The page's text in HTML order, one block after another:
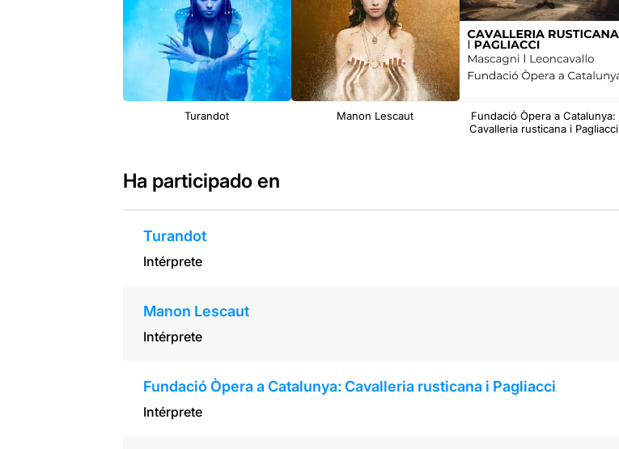
Turandot Manon Lescaut
Fundació Òpera a Catalunya:
Cavalleria rusticana i Pagliacci
Ha participado en
Turandot
Intérprete
Manon Lescaut
Intérprete
Fundació Òpera a Catalunya: Cavalleria rusticana i Pagliacci
Intérprete